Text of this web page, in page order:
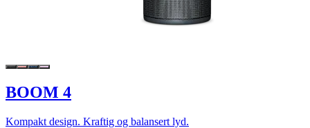
BOOM 4
Kompakt design. Kraftig og balansert lyd.